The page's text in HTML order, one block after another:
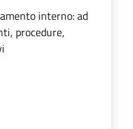
interno: ad
procedure,